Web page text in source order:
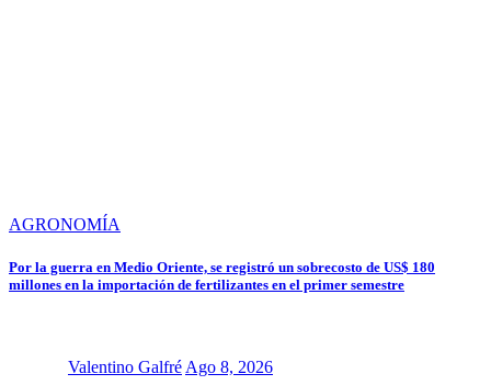
AGRONOMÍA
Por la guerra en Medio Oriente, se registró un sobrecosto de US$ 180
millones en la importación de fertilizantes en el primer semestre
Valentino GalfréAgo 8, 2026